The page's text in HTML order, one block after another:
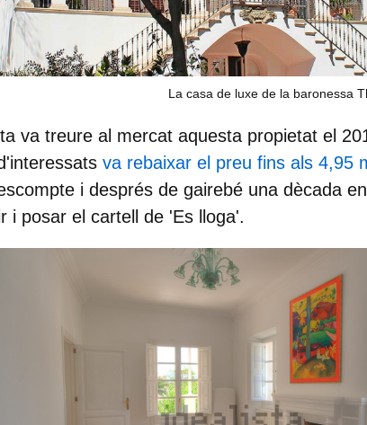
La casa de luxe de la baronessa
va treure al mercat aquesta propietat el
va rebaixar el preu fins als 4,95
i després de gairebé una dècada
i posar el cartell de 'Es lloga'.